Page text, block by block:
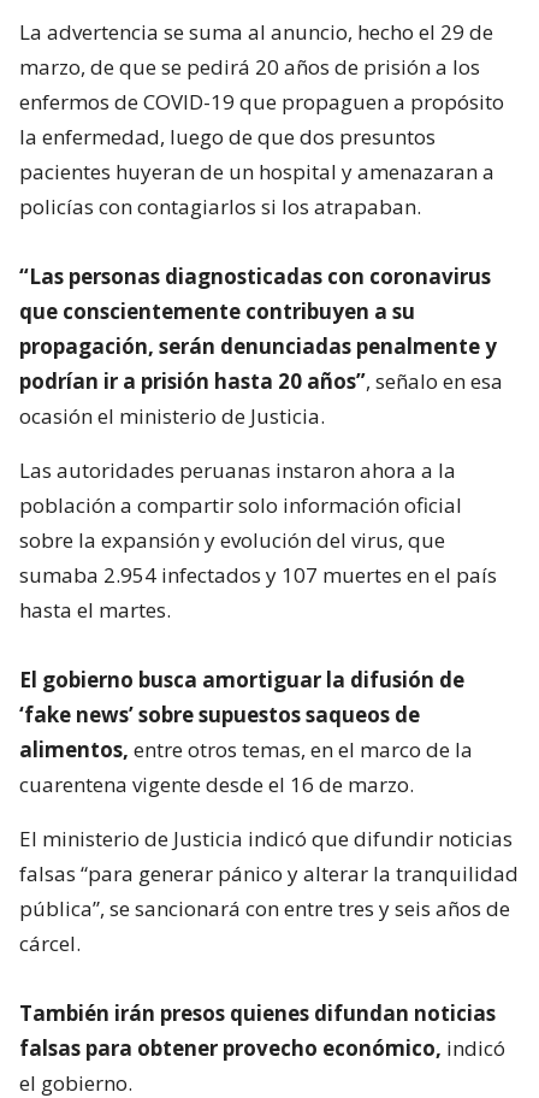
La advertencia se suma al anuncio, hecho el 29 de
marzo, de que se pedirá 20 años de prisión a los
enfermos de COVID-19 que propaguen a propósito
la enfermedad, luego de que dos presuntos
pacientes huyeran de un hospital y amenazaran a
policías con contagiarlos si los atrapaban.
“Las personas diagnosticadas con coronavirus
que conscientemente contribuyen a su
propagación, serán denunciadas penalmente y
podrían ir a prisión hasta 20 años”, señalo en esa
ocasión el ministerio de Justicia.
Las autoridades peruanas instaron ahora a la
población a compartir solo información oficial
sobre la expansión y evolución del virus, que
sumaba 2.954 infectados y 107 muertes en el país
hasta el martes.
El gobierno busca amortiguar la difusión de
‘fake news’ sobre supuestos saqueos de
alimentos, entre otros temas, en el marco de la
cuarentena vigente desde el 16 de marzo.
El ministerio de Justicia indicó que difundir noticias
falsas “para generar pánico y alterar la tranquilidad
pública”, se sancionará con entre tres y seis años de
cárcel.
También irán presos quienes difundan noticias
falsas para obtener provecho económico, indicó
el gobierno.